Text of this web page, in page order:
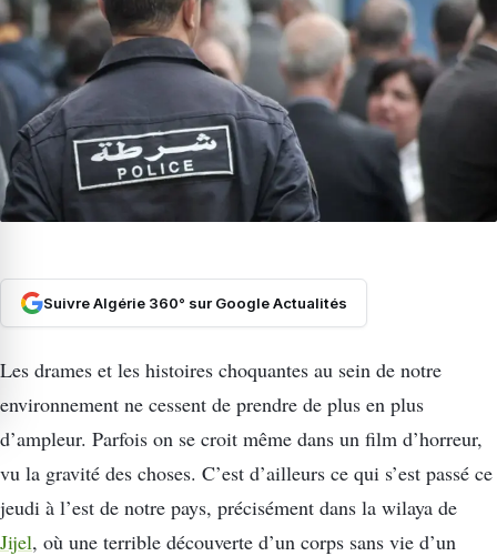
Suivre Algérie 360° sur Google Actualités
Les drames et les histoires choquantes au sein de notre
environnement ne cessent de prendre de plus en plus
d’ampleur. Parfois on se croit même dans un film d’horreur,
vu la gravité des choses. C’est d’ailleurs ce qui s’est passé ce
jeudi à l’est de notre pays, précisément dans la wilaya de
Jijel, où une terrible découverte d’un corps sans vie d’un